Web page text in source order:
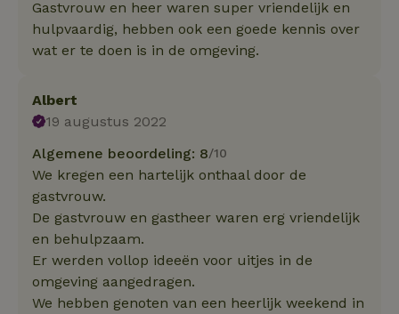
Gastvrouw en heer waren super vriendelijk en
hulpvaardig, hebben ook een goede kennis over
wat er te doen is in de omgeving.
Albert
19 augustus 2022
Algemene beoordeling: 8/10
We kregen een hartelijk onthaal door de
gastvrouw.
De gastvrouw en gastheer waren erg vriendelijk
en behulpzaam.
Er werden vollop ideeën voor uitjes in de
omgeving aangedragen.
We hebben genoten van een heerlijk weekend in